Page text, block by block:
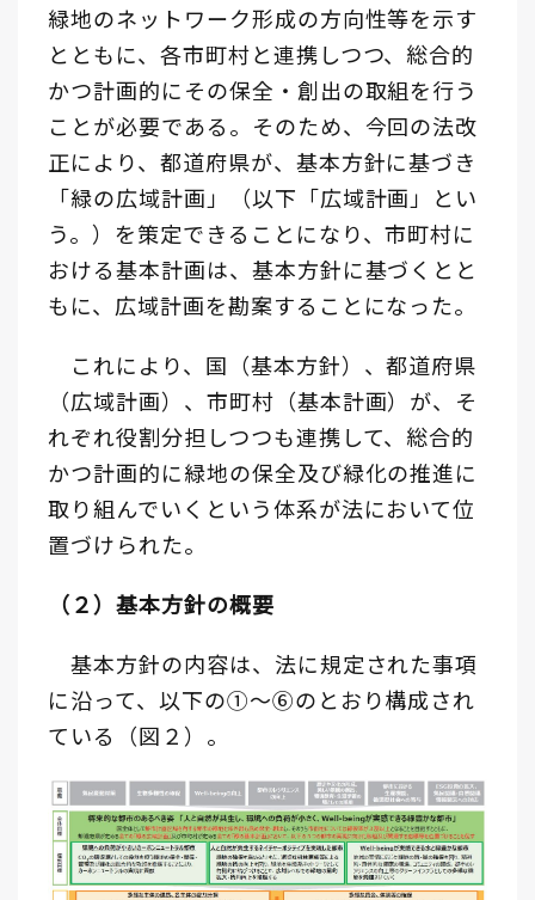
緑地のネットワーク形成の方向性等を示す
とともに、各市町村と連携しつつ、総合的
かつ計画的にその保全・創出の取組を行う
ことが必要である。そのため、今回の法改
正により、都道府県が、基本方針に基づき
「緑の広域計画」（以下「広域計画」とい
う。）を策定できることになり、市町村に
おける基本計画は、基本方針に基づくとと
もに、広域計画を勘案することになった。
これにより、国（基本方針）、都道府県
（広域計画）、市町村（基本計画）が、そ
れぞれ役割分担しつつも連携して、総合的
かつ計画的に緑地の保全及び緑化の推進に
取り組んでいくという体系が法において位
置づけられた。
（２）基本方針の概要
基本方針の内容は、法に規定された事項
に沿って、以下の①～⑥のとおり構成され
ている（図２）。